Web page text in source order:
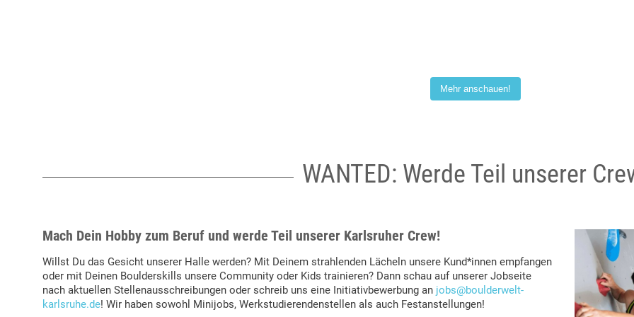
Mehr anschauen!
WANTED: Werde Teil unserer
Mach Dein Hobby zum Beruf und werde Teil unserer Karlsruher Crew!
Willst Du das Gesicht unserer Halle werden? Mit Deinem strahlenden Lächeln unsere Kund*innen empfangen
oder mit Deinen Boulderskills unsere Community oder Kids trainieren? Dann schau auf unserer Jobseite
nach aktuellen Stellenausschreibungen oder schreib uns eine Initiativbewerbung an jobs@boulderwelt-
karlsruhe.de! Wir haben sowohl Minijobs, Werkstudierendenstellen als auch Festanstellungen!